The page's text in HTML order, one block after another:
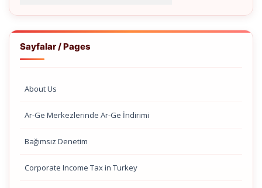
Sayfalar / Pages
About Us
Ar-Ge Merkezlerinde Ar-Ge İndirimi
Bağımsız Denetim
Corporate Income Tax in Turkey